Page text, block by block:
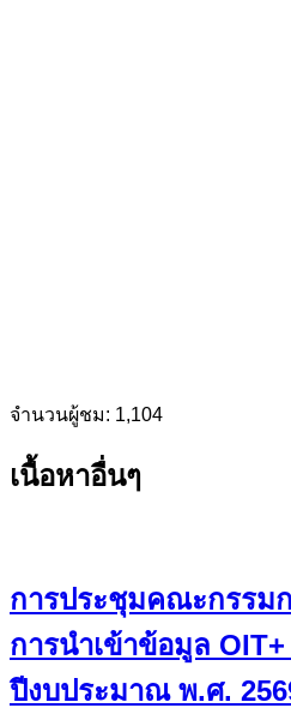
จำนวนผู้ชม: 1,104
เนื้อหาอื่นๆ
การประชุมคณะกรรม
การนำเข้าข้อมูล
ปีงบประมาณ พ.ศ.